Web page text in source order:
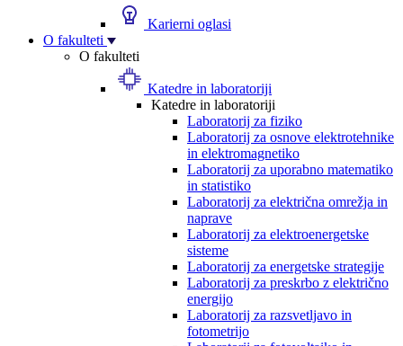
Karierni oglasi
O fakulteti
O fakulteti
Katedre in laboratoriji
Katedre in laboratoriji
Laboratorij za fiziko
Laboratorij za osnove elektrotehnike
in elektromagnetiko
Laboratorij za uporabno matematiko
in statistiko
Laboratorij za električna omrežja in
naprave
Laboratorij za elektroenergetske
sisteme
Laboratorij za energetske strategije
Laboratorij za preskrbo z električno
energijo
Laboratorij za razsvetljavo in
fotometrijo